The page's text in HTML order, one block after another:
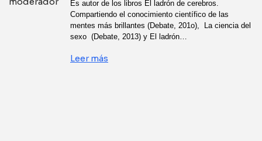
Es autor de los libros El ladrón de cerebros.
Compartiendo el conocimiento científico de las
mentes más brillantes (Debate, 201o), La ciencia del
sexo (Debate, 2013) y El ladrón…
Leer más